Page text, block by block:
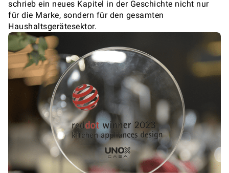
schrieb ein neues Kapitel in der Geschichte nicht nur
für die Marke, sondern für den gesamten
Haushaltsgerätesektor.